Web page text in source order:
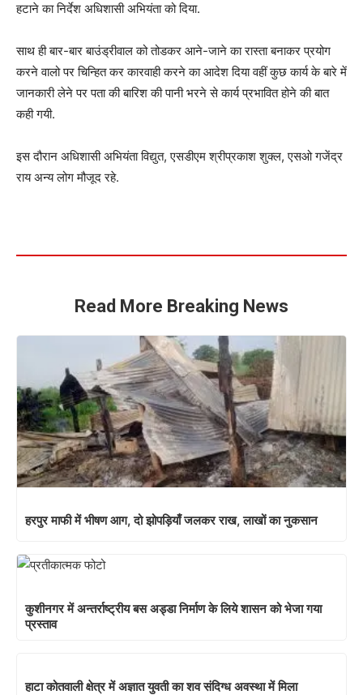
हटाने का निर्देश अधिशासी अभियंता को दिया.
साथ ही बार-बार बाउंड्रीवाल को तोडकर आने-जाने का रास्ता बनाकर प्रयोग
करने वालो पर चिन्हित कर कारवाही करने का आदेश दिया वहीं कुछ कार्य के बारे में
जानकारी लेने पर पता की बारिश की पानी भरने से कार्य प्रभावित होने की बात
कही गयी.
इस दौरान अधिशासी अभियंता विद्युत, एसडीएम श्रीप्रकाश शुक्ल, एसओ गजेंद्र
राय अन्य लोग मौजूद रहे.
Read More Breaking News
हरपुर माफी में भीषण आग, दो झोपड़ियाँ जलकर राख, लाखों का नुकसान
कुशीनगर में अन्तर्राष्ट्रीय बस अड्डा निर्माण के लिये शासन को भेजा गया
प्रस्ताव
हाटा कोतवाली क्षेत्र में अज्ञात युवती का शव संदिग्ध अवस्था में मिला